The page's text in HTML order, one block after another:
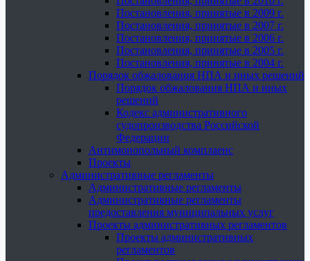
Постановления, принятые в 2009 г.
Постановления, принятые в 2007 г.
Постановления, принятые в 2006 г.
Постановления, принятые в 2005 г.
Постановления, принятые в 2004 г.
Порядок обжалования НПА и иных решений
Порядок обжалования НПА и иных
решений
Кодекс административного
судопроизводства Российской
Федерации
Антимонопольный комплаенс
Проекты
Административные регламенты
Административные регламенты
Административные регламенты
предоставления муниципальных услуг
Проекты административных регламентов
Проекты административных
регламентов